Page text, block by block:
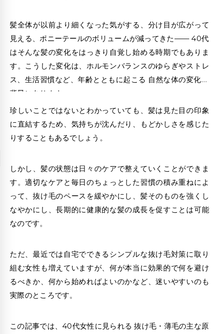
髪全体が以前より細くなった気がする、分け目が広がって
見える、ポニーテールのボリュームが減ってきた—— 40代
はそんな髪の変化をはっきり自覚し始める時期でもありま
す。こうした変化は、ホルモンバランスのゆらぎやストレ
ス、生活習慣など、年齢とともに起こる 自然な体の変化が
背景にあります。
珍しいことではないとわかっていても、髪は見た目の印象
に直結するため、気持ちが沈んだり、もどかしさを感じた
りすることもあるでしょう。
しかし、髪の状態は日々のケアで整えていくことができま
す。適切なケアと毎日のちょっとした習慣の積み重ねによ
って、抜け毛のペースを緩やかにし、髪そのものを強くし
なやかにし、長期的に健康的な髪の成長を促すことは可能
なのです。
ただ、最近では自宅でできるシンプルな抜け毛対策に取り
組む女性も増えていますが、何が本当に効果的で何を避け
るべきか、何から始めればよいのかなど、迷いやすいのも
実際のところです。
この記事では、40代女性に見られる 抜け毛・薄毛の主な原